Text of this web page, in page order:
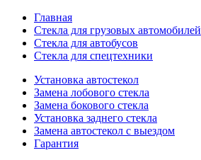
Главная
Стекла для грузовых автомобилей
Стекла для автобусов
Стекла для спецтехники
Установка автостекол
Замена лобового стекла
Замена бокового стекла
Установка заднего стекла
Замена автостекол с выездом
Гарантия